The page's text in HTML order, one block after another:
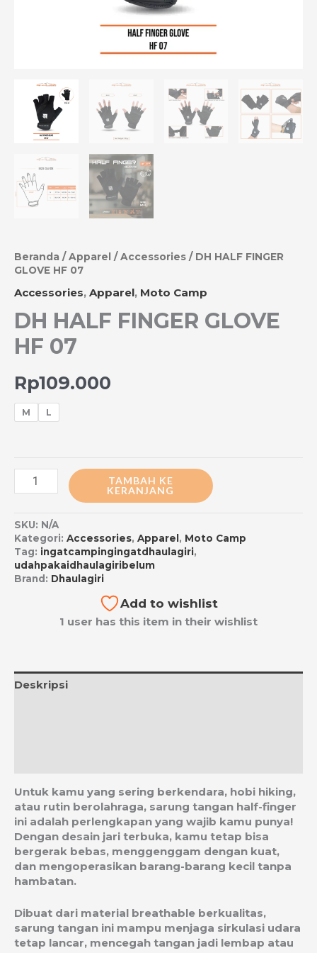
Beranda /Apparel /Accessories / DH HALF FINGER
GLOVE HF 07
Accessories, Apparel, Moto Camp
DH HALF FINGER GLOVE
HF 07
Rp109.000
M L
TAMBAH KE
KERANJANG
SKU: N/A
Kategori: Accessories, Apparel , Moto Camp
Tag: ingatcampingingatdhaulagiri,
udahpakaidhaulagiribelum
Brand: Dhaulagiri
Add to wishlist
1 user has this item in their wishlist
Deskripsi
Untuk kamu yang sering berkendara, hobi hiking,
atau rutin berolahraga, sarung tangan half-finger
ini adalah perlengkapan yang wajib kamu punya!
Dengan desain jari terbuka, kamu tetap bisa
bergerak bebas, menggenggam dengan kuat,
dan mengoperasikan barang-barang kecil tanpa
hambatan.
Dibuat dari material breathable berkualitas,
sarung tangan ini mampu menjaga sirkulasi udara
tetap lancar, mencegah tangan jadi lembap atau